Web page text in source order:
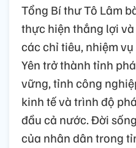
Tổng Bí thư Tô Lâm
thực hiện thắng lợi
các chỉ tiêu, nhiệm
Yên trở thành tỉnh
vững, tỉnh công
kinh tế và trình độ
đầu cả nước. Đời
của nhân dân trong